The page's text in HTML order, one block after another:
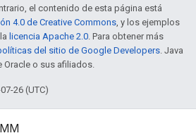
el contenido de esta página está
4.0 de Creative Commons, y los ejemplos
licencia Apache 2.0. Para obtener más
del sitio de Google Developers. Java
Oracle o sus afiliados.
26 (UTC)